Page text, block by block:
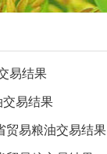
易结果
交易结果
贸易粮油交易结果